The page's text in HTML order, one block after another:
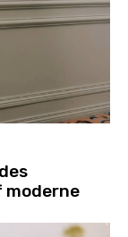
moderne